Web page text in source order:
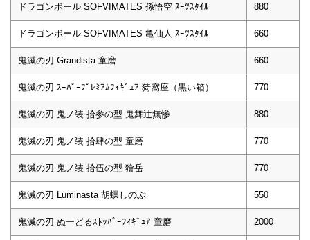
ドラゴンボール SOFVIMATES 孫悟空 ｽｰﾂｽﾀｲﾙ 880
ドラゴンボール SOFVIMATES 亀仙人 ｽｰﾂｽﾀｲﾙ 660
鬼滅の刃 Grandista 童磨 660
鬼滅の刃 ｽｰﾊﾟｰﾌﾟﾚﾐｱﾑﾌｨｷﾞｭｱ 猗窩座（黒い箱） 770
鬼滅の刃 鬼ノ装 拾参の型 鬼舞辻無惨 880
鬼滅の刃 鬼ノ装 拾肆の型 童磨 770
鬼滅の刃 鬼ノ装 拾伍の型 獪岳 770
鬼滅の刃 Luminasta 胡蝶しのぶ 550
鬼滅の刃 ぬーどるｽﾄｯﾊﾟｰﾌｨｷﾞｭｱ 童磨 2000